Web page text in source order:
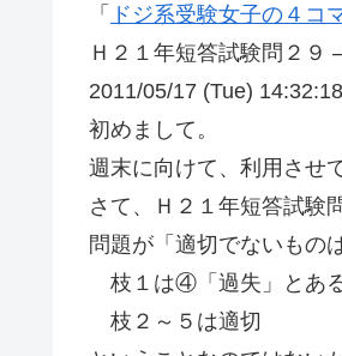
「 ドジ系受験女子の４コ
Ｈ２１年短答試験問２９
2011/05/17 (Tue) 14:32:18
初めまして。
週末に向けて、利用させ
さて、Ｈ２１年短答試験
問題が「適切でないもの
枝１は④「過失」とあ
枝２～５は適切